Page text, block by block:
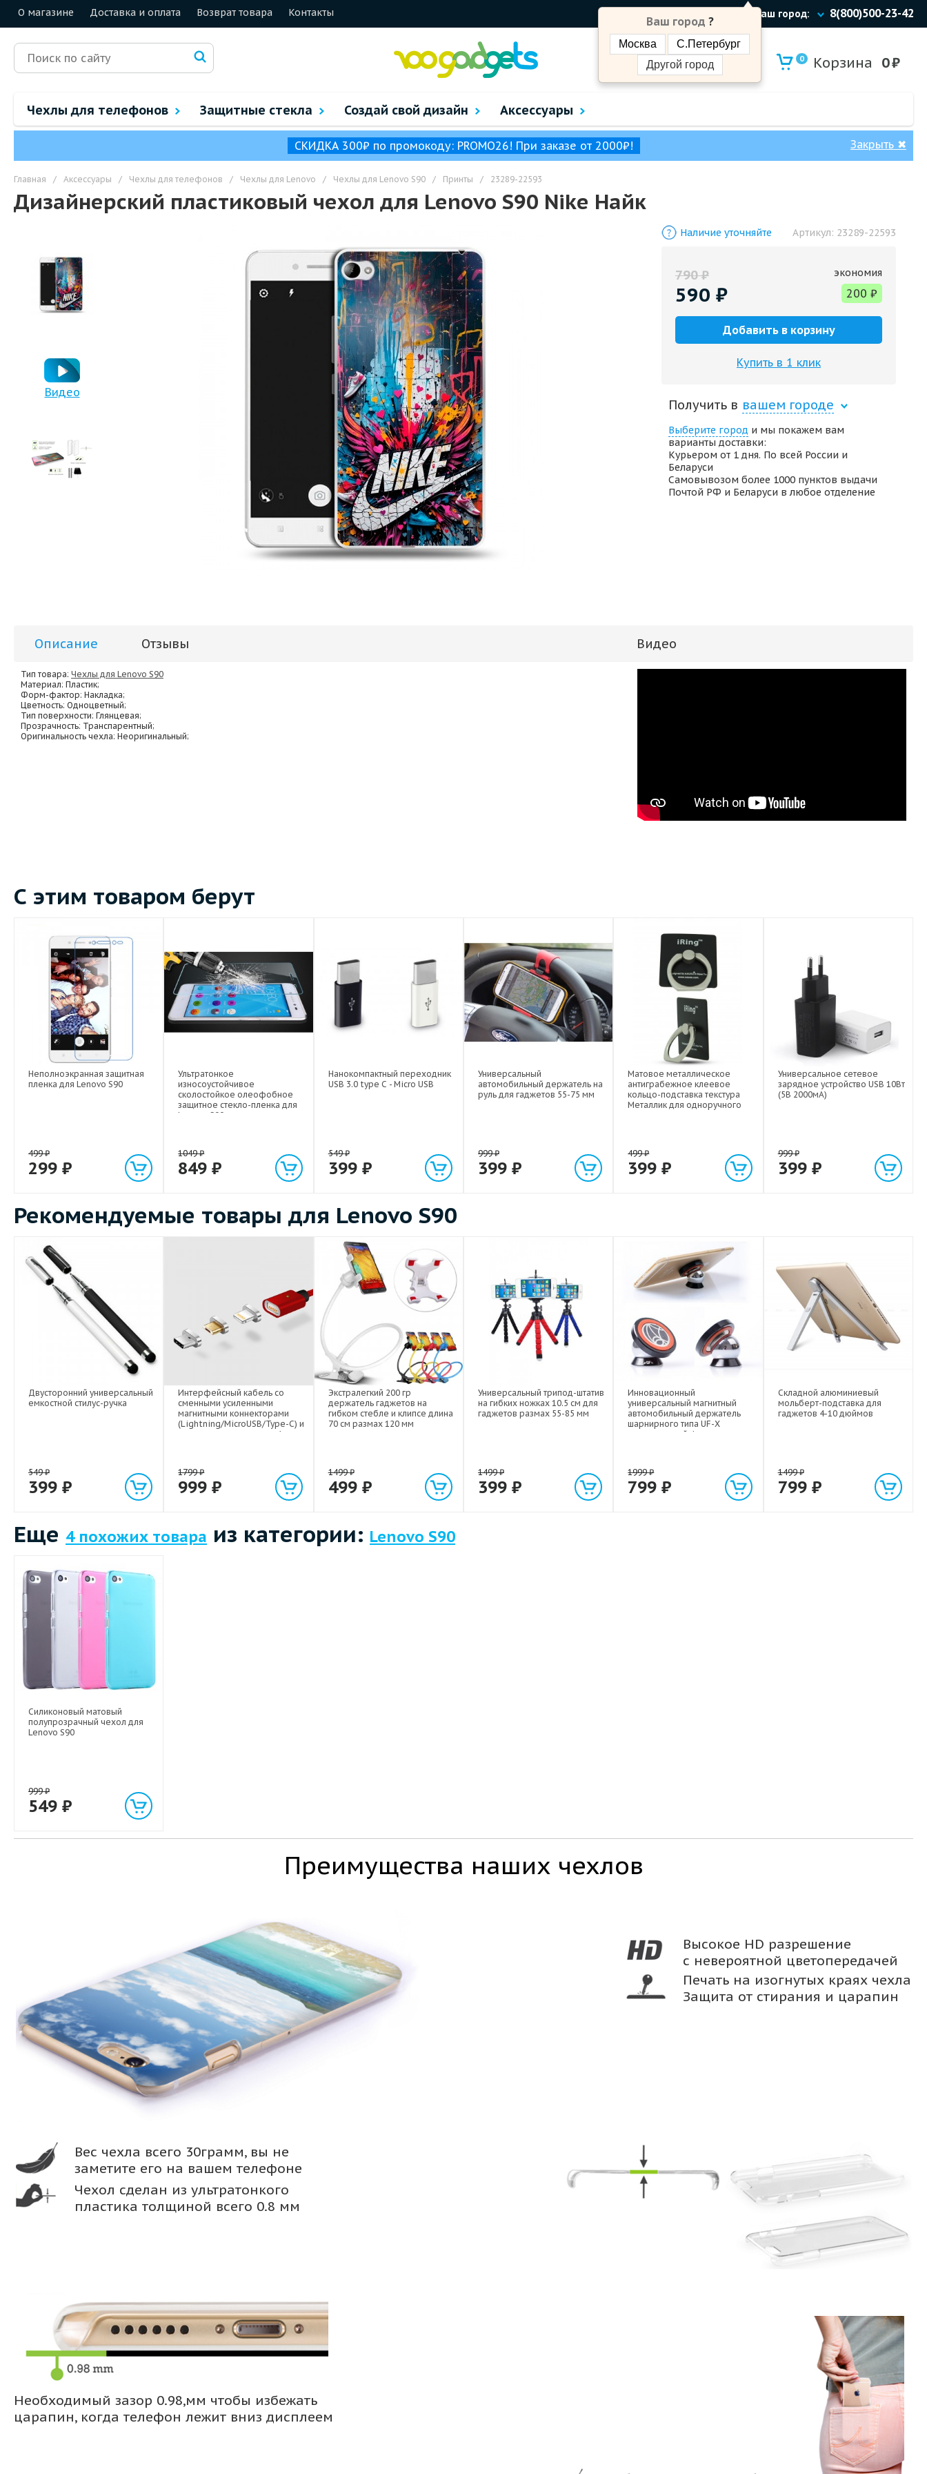
О магазине Доставка и оплата Возврат товара Контакты Ваш город:
Ваш город ?
Москва
С.Петербург
Другой город
8(800)500-23-42
0 Корзина 0₽
Чехлы для телефонов Защитные стекла Создай свой дизайн Аксессуары
СКИДКА 300₽ по промокоду: PROMO26! При заказе от 2000₽! Закрыть ✖
Главная / Аксессуары / Чехлы для телефонов / Чехлы для Lenovo / Чехлы для Lenovo S90 / Принты / 23289-22593
Дизайнерский пластиковый чехол для Lenovo S90 Nike Найк
Видео
Наличие уточняйте Артикул: 23289-22593
790₽
590 ₽
экономия
200 ₽
Добавить в корзину
Купить в 1 клик
Получить в вашем городе
Выберите город и мы покажем вам
варианты доставки:
Курьером от 1 дня. По всей России и
Беларуси
Самовывозом более 1000 пунктов выдачи
Почтой РФ и Беларуси в любое отделение
Описание Отзывы Видео
Тип товара: Чехлы для Lenovo S90
Материал: Пластик;
Форм-фактор: Накладка;
Цветность: Одноцветный;
Тип поверхности: Глянцевая;
Прозрачность: Транспарентный;
Оригинальность чехла: Неоригинальный;
С этим товаром берут
Неполноэкранная защитная
пленка для Lenovo S90
499₽
299 ₽
Ультратонкое
износоустойчивое
сколостойкое олеофобное
защитное стекло-пленка для
Lenovo S90
1049₽
849₽
Нанокомпактный переходник
USB 3.0 type C - Micro USB
549₽
399 ₽
Универсальный
автомобильный держатель на
руль для гаджетов 55-75 мм
999₽
399 ₽
Матовое металлическое
антиграбежное клеевое
кольцо-подставка текстура
Металлик для одноручного
499₽
399₽
Универсальное сетевое
зарядное устройство USB 10Вт
(5В 2000мА)
999₽
399 ₽
Рекомендуемые товары для Lenovo S90
Двусторонний универсальный
емкостной стилус-ручка
549₽
399 ₽
Интерфейсный кабель со
сменными усиленными
магнитными коннекторами
(Lightning/MicroUSB/Type-C) и
световым индикатором 1м
1799₽
999₽
Экстралегкий 200 гр
держатель гаджетов на
гибком стебле и клипсе длина
70 см размах 120 мм
1499₽
499 ₽
Универсальный трипод-штатив
на гибких ножках 10.5 см для
гаджетов размах 55-85 мм
1499₽
399 ₽
Инновационный
универсальный магнитный
автомобильный держатель
шарнирного типа UF-X
экстрасильной фиксации для
1999₽
799₽
Складной алюминиевый
мольберт-подставка для
гаджетов 4-10 дюймов
1499₽
799 ₽
Еще 4 похожих товара из категории: Lenovo S90
Силиконовый матовый
полупрозрачный чехол для
Lenovo S90
999₽
549 ₽
Преимущества наших чехлов
Высокое HD разрешение
с невероятной цветопередачей
Печать на изогнутых краях чехла
Защита от стирания и царапин
Вес чехла всего 30грамм, вы не
заметите его на вашем телефоне
Чехол сделан из ультратонкого
пластика толщиной всего 0.8 мм
Необходимый зазор 0.98,мм чтобы избежать
царапин, когда телефон лежит вниз дисплеем